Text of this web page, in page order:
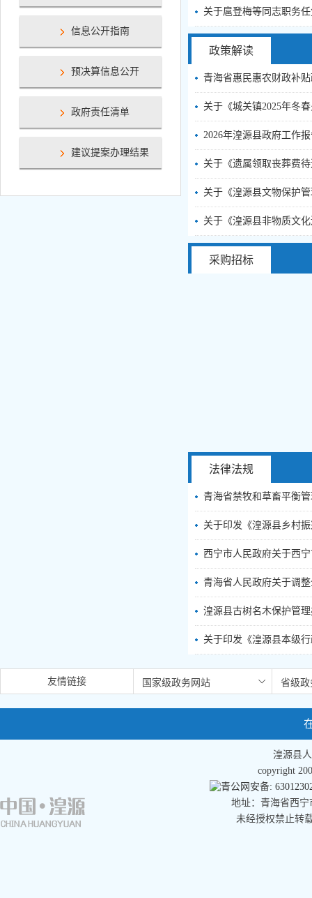
信息公开指南
预决算信息公开
政府责任清单
建议提案办理结果
关于扈登梅等同志职务
政策解读
青海省惠民惠农财政补
关于《城关镇2025年冬
2026年湟源县政府工作
关于《遗属领取丧葬费
关于《湟源县文物保护
关于《湟源县非物质文
采购招标
法律法规
青海省禁牧和草畜平衡
关于印发《湟源县乡村
西宁市人民政府关于西
青海省人民政府关于调
湟源县古树名木保护管
关于印发《湟源县本级
友情链接
湟源县
copyright
青公网安备:
地址：青海省西
未经授权禁止转